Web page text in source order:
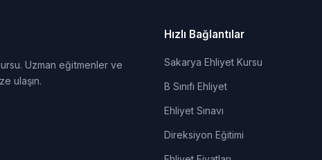
Uzman eğitmenler ve
ulaşın.
Hızlı Bağlantılar
Sakarya Ehliyet Kursu
B Sınıfı Ehliyet
Ehliyet Sınavı
Direksiyon Eğitimi